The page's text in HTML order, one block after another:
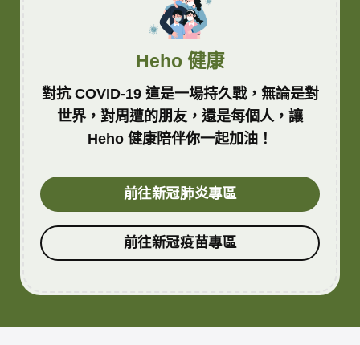
Heho 健康
對抗 COVID-19 這是一場持久戰，無論是對
世界，對周遭的朋友，還是每個人，讓
Heho 健康陪伴你一起加油！
前往新冠肺炎專區
前往新冠疫苗專區